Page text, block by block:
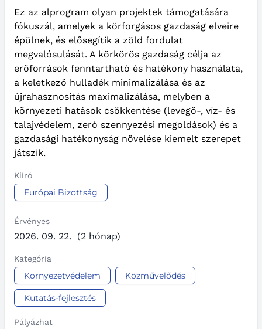
Ez az alprogram olyan projektek támogatására
fókuszál, amelyek a körforgásos gazdaság elveire
épülnek, és elősegítik a zöld fordulat
megvalósulását. A körkörös gazdaság célja az
erőforrások fenntartható és hatékony használata,
a keletkező hulladék minimalizálása és az
újrahasznosítás maximalizálása, melyben a
környezeti hatások csökkentése (levegő-, víz- és
talajvédelem, zeró szennyezési megoldások) és a
gazdasági hatékonyság növelése kiemelt szerepet
játszik.
Kiíró
Európai Bizottság
Érvényes
2026. 09. 22. (2 hónap)
Kategória
Környezetvédelem Közművelődés
Kutatás-fejlesztés
Pályázhat